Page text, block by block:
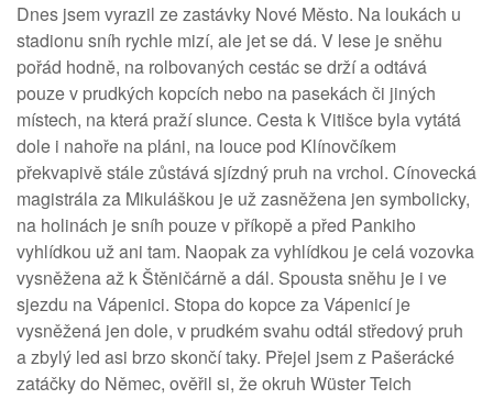
Dnes jsem vyrazil ze zastávky Nové Město. Na loukách u
stadionu sníh rychle mizí, ale jet se dá. V lese je sněhu
pořád hodně, na rolbovaných cestác se drží a odtává
pouze v prudkých kopcích nebo na pasekách či jiných
místech, na která praží slunce. Cesta k Vitišce byla vytátá
dole i nahoře na pláni, na louce pod Klínovčíkem
překvapivě stále zůstává sjízdný pruh na vrchol. Cínovecká
magistrála za Mikuláškou je už zasněžena jen symbolicky,
na holinách je sníh pouze v příkopě a před Pankiho
vyhlídkou už ani tam. Naopak za vyhlídkou je celá vozovka
vysněžena až k Štěničárně a dál. Spousta sněhu je i ve
sjezdu na Vápenici. Stopa do kopce za Vápenicí je
vysněžená jen dole, v prudkém svahu odtál středový pruh
a zbylý led asi brzo skončí taky. Přejel jsem z Pašerácké
zatáčky do Němec, ověřil si, že okruh Wüster Teich